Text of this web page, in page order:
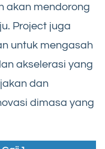
akan mendorong
Project juga
untuk mengasah
akselerasi yang
dan
dimasa yang